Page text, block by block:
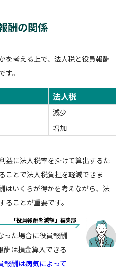
酬の関係
を考える上で、法人税と役員報酬
す。
法人税
減少
増加
益に法人税率を掛けて算出するた
ことで法人税負担を軽減できま
はいくらが得かを考えながら、法
ることが重要です。
「役員報酬を減額」編集部
った場合に役員報酬
酬は損金算入できる
報酬は病気によって